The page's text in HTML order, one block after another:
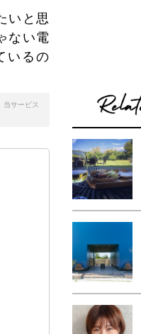
いと思
ない電
いるの
当サービス